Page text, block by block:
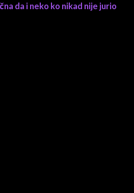
da i neko ko nikad nije jurio